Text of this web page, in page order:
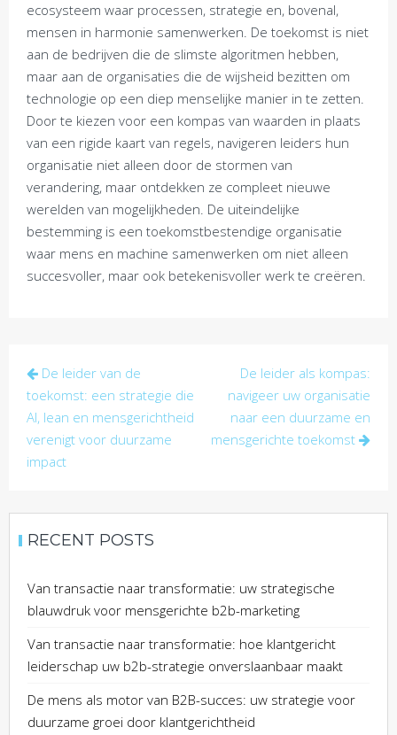
ecosysteem waar processen, strategie en, bovenal,
mensen in harmonie samenwerken. De toekomst is niet
aan de bedrijven die de slimste algoritmen hebben,
maar aan de organisaties die de wijsheid bezitten om
technologie op een diep menselijke manier in te zetten.
Door te kiezen voor een kompas van waarden in plaats
van een rigide kaart van regels, navigeren leiders hun
organisatie niet alleen door de stormen van
verandering, maar ontdekken ze compleet nieuwe
werelden van mogelijkheden. De uiteindelijke
bestemming is een toekomstbestendige organisatie
waar mens en machine samenwerken om niet alleen
succesvoller, maar ook betekenisvoller werk te creëren.
Post
navigation
De leider van de
toekomst: een strategie die
AI, lean en mensgerichtheid
verenigt voor duurzame
impact
De leider als kompas:
navigeer uw organisatie
naar een duurzame en
mensgerichte toekomst
RECENT POSTS
Van transactie naar transformatie: uw strategische
blauwdruk voor mensgerichte b2b-marketing
Van transactie naar transformatie: hoe klantgericht
leiderschap uw b2b-strategie onverslaanbaar maakt
De mens als motor van B2B-succes: uw strategie voor
duurzame groei door klantgerichtheid